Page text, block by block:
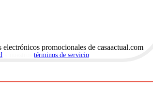
promocionales de casaactual.com
términos de servicio